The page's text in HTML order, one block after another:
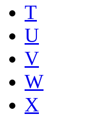
T
U
V
W
X